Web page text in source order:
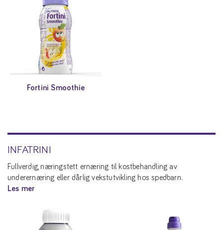
Fortini Smoothie
INFATRINI
Fullverdig, næringstett ernæring til kostbehandling av
underernæring eller dårlig vekstutvikling hos spedbarn.
Les mer